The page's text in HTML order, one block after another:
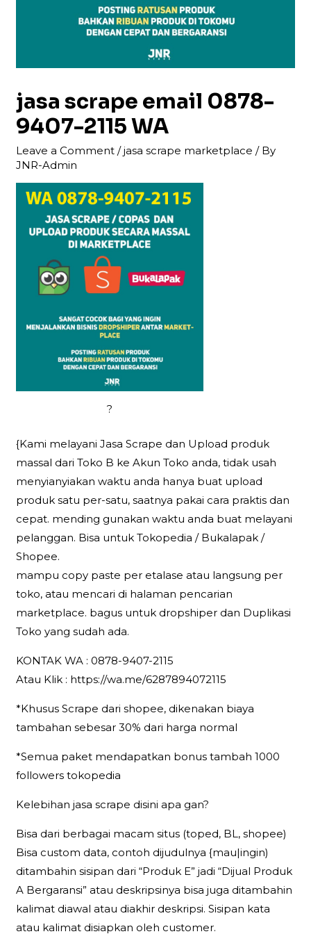
jasa scrape email 0878-
9407-2115 WA
Leave a Comment /jasa scrape marketplace / By
JNR-Admin
?
{Kami melayani Jasa Scrape dan Upload produk
massal dari Toko B ke Akun Toko anda, tidak usah
menyianyiakan waktu anda hanya buat upload
produk satu per-satu, saatnya pakai cara praktis dan
cepat. mending gunakan waktu anda buat melayani
pelanggan. Bisa untuk Tokopedia / Bukalapak /
Shopee.
mampu copy paste per etalase atau langsung per
toko, atau mencari di halaman pencarian
marketplace. bagus untuk dropshiper dan Duplikasi
Toko yang sudah ada.
KONTAK WA : 0878-9407-2115
Atau Klik : https://wa.me/6287894072115
*Khusus Scrape dari shopee, dikenakan biaya
tambahan sebesar 30% dari harga normal
*Semua paket mendapatkan bonus tambah 1000
followers tokopedia
Kelebihan jasa scrape disini apa gan?
Bisa dari berbagai macam situs (toped, BL, shopee)
Bisa custom data, contoh dijudulnya {mau|ingin)
ditambahin sisipan dari “Produk E” jadi “Dijual Produk
A Bergaransi” atau deskripsinya bisa juga ditambahin
kalimat diawal atau diakhir deskripsi. Sisipan kata
atau kalimat disiapkan oleh customer.